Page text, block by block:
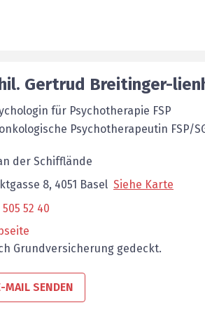
Gertrud Breitinger-
für Psychotherapie FSP
Psychotherapeutin FSP/
der Schifflände
8, 4051 Basel Siehe Karte
505 52 40
Grundversicherung gedeckt.
MAIL SENDEN